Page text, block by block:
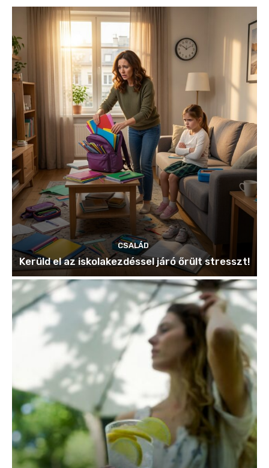
CSALÁD
Kerüld el az iskolakezdéssel járó őrült stresszt!